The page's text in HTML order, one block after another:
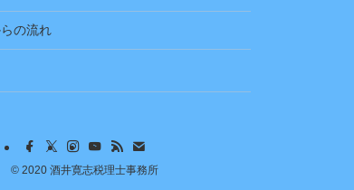
の流れ
©2020 酒井寛志税理士事務所